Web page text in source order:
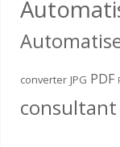
converter JPG PDF
consultant